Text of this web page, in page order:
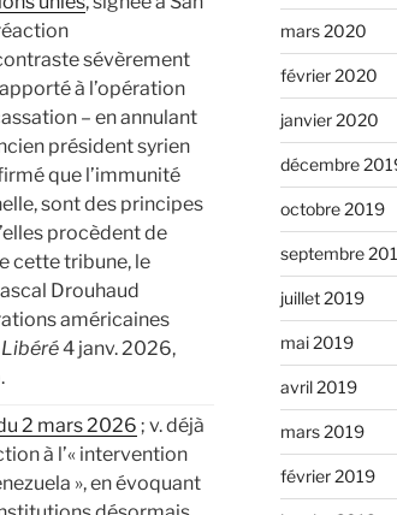
sévèrement
à l’opération
– en annulant
président syrien
que l’immunité
sont des principes
procèdent de
cette tribune, le
Drouhaud
américaines
4 janv. 2026,
2 mars 2026 ; v. déjà
à l’« intervention
», en évoquant
mars 2020
février 2020
janvier 2020
décembre
octobre 2019
septembre
juillet 2019
mai 2019
avril 2019
mars 2019
février 2019